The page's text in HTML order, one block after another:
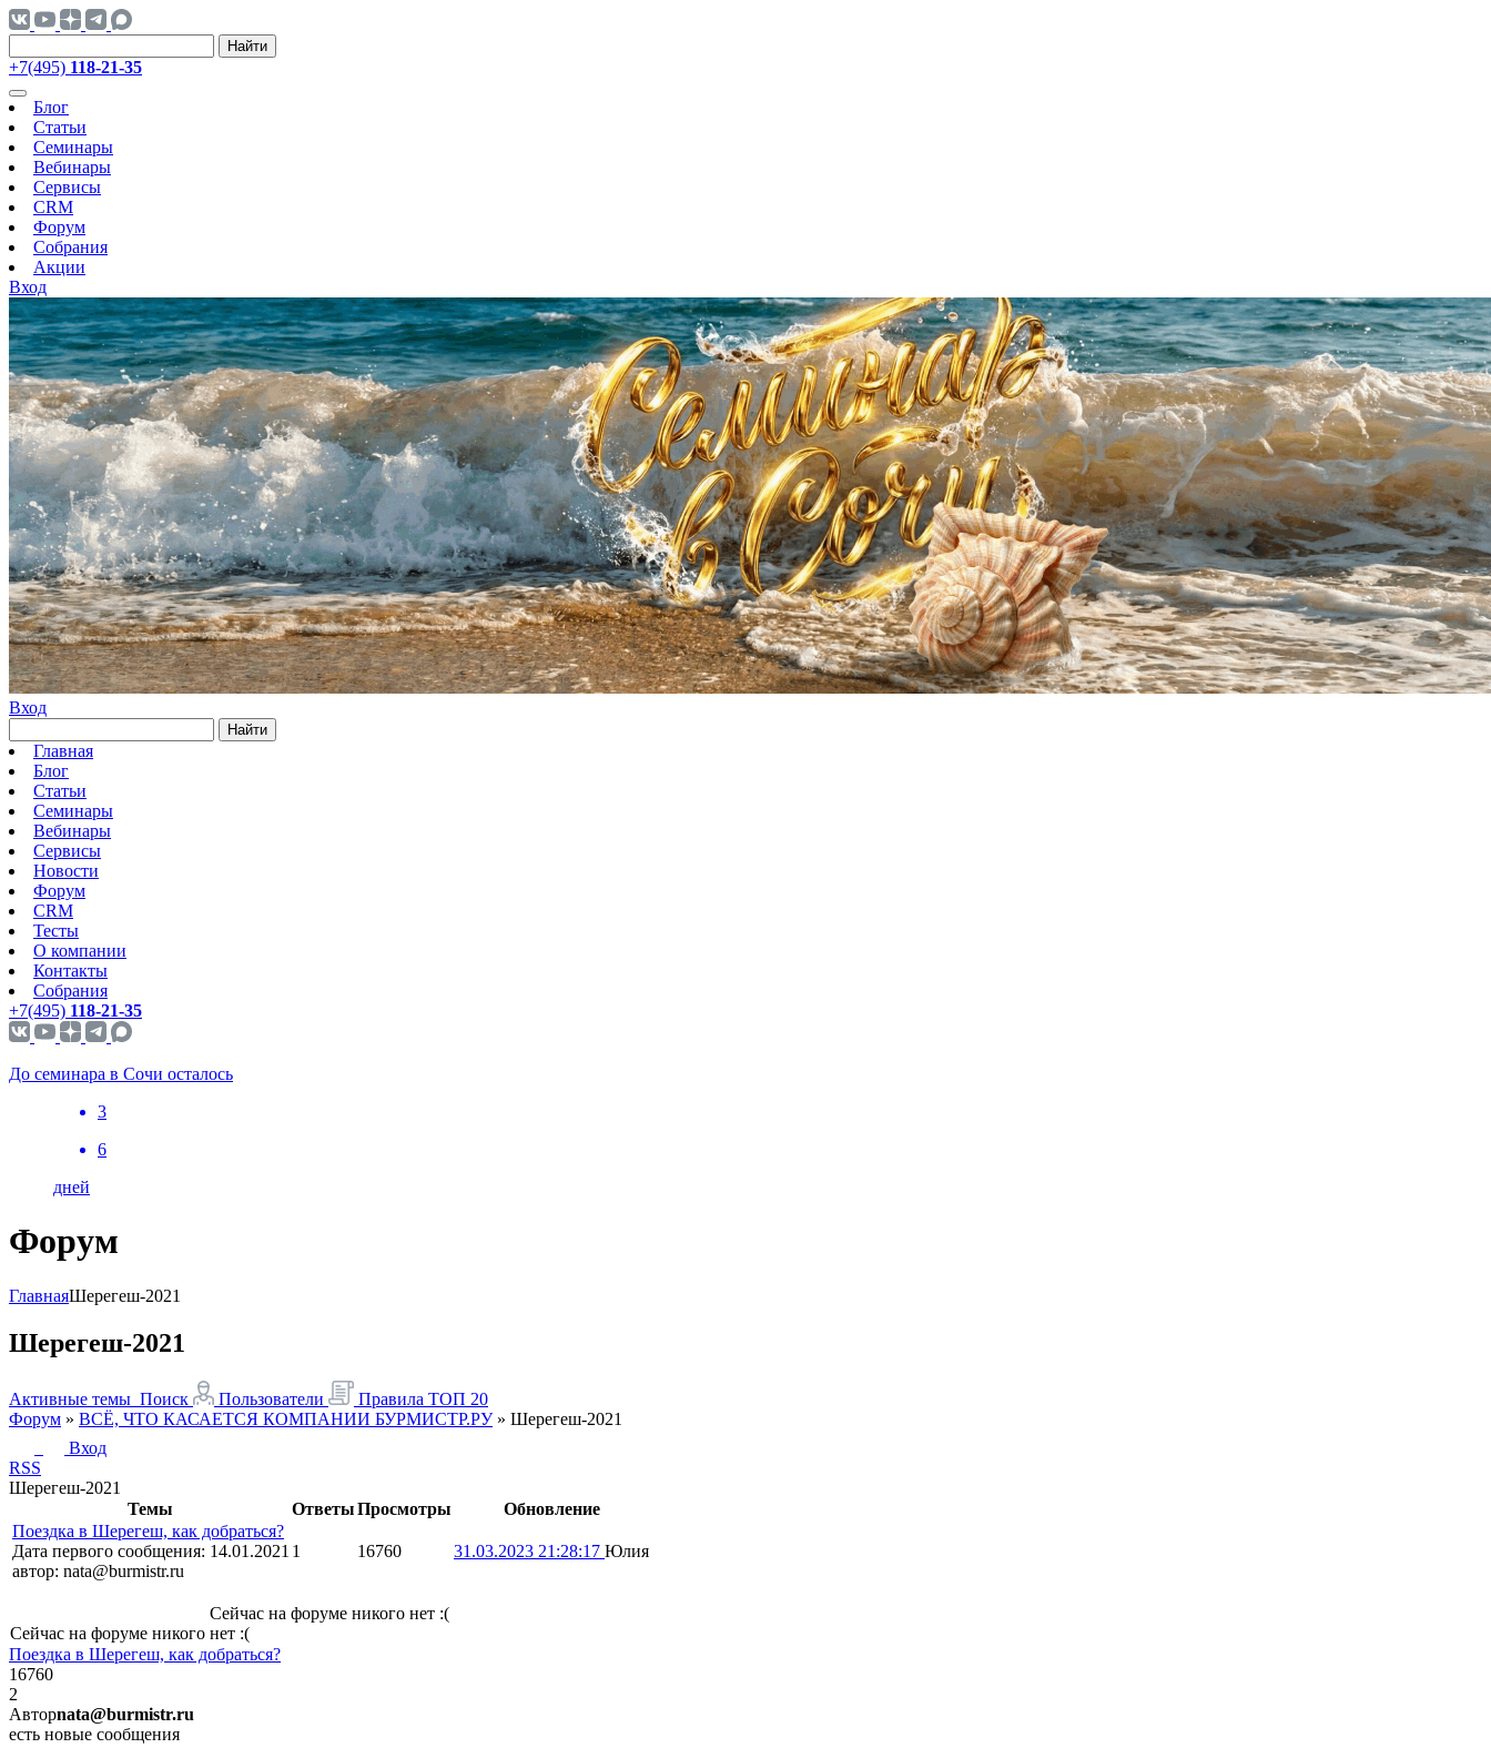
Найти
+7(495) 118-21-35
Блог
Статьи
Семинары
Вебинары
Сервисы
CRM
Форум
Собрания
Акции
Вход
Вход
Найти
Главная
Блог
Статьи
Семинары
Вебинары
Сервисы
Новости
Форум
CRM
Тесты
О компании
Контакты
Собрания
+7(495) 118-21-35
До семинара в Сочи осталось
3
6
дней
Форум
ГлавнаяШерегеш-2021
Шерегеш-2021
Активные темы Поиск Пользователи Правила ТОП 20
Форум » ВСЁ, ЧТО КАСАЕТСЯ КОМПАНИИ БУРМИСТР.РУ » Шерегеш-2021
Вход
RSS
Шерегеш-2021
Темы
ОтветыПросмотры
Обновление
Поездка в Шерегеш, как добраться?
Дата первого сообщения: 14.01.2021
автор: nata@burmistr.ru
1 16760 31.03.2023 21:28:17 Юлия
Сейчас на форуме никого нет :(
Сейчас на форуме никого нет :(
Поездка в Шерегеш, как добраться?
16760
2
Авторnata@burmistr.ru
есть новые сообщения